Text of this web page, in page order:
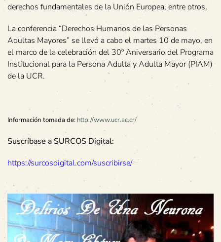
derechos fundamentales de la Unión Europea, entre otros.
La conferencia “Derechos Humanos de las Personas
Adultas Mayores” se llevó a cabo el martes 10 de mayo, en
el marco de la celebración del 30º Aniversario del Programa
Institucional para la Persona Adulta y Adulta Mayor (PIAM)
de la UCR.
Información tomada de: http://www.ucr.ac.cr/
Suscríbase a SURCOS Digital:
https://surcosdigital.com/suscribirse/